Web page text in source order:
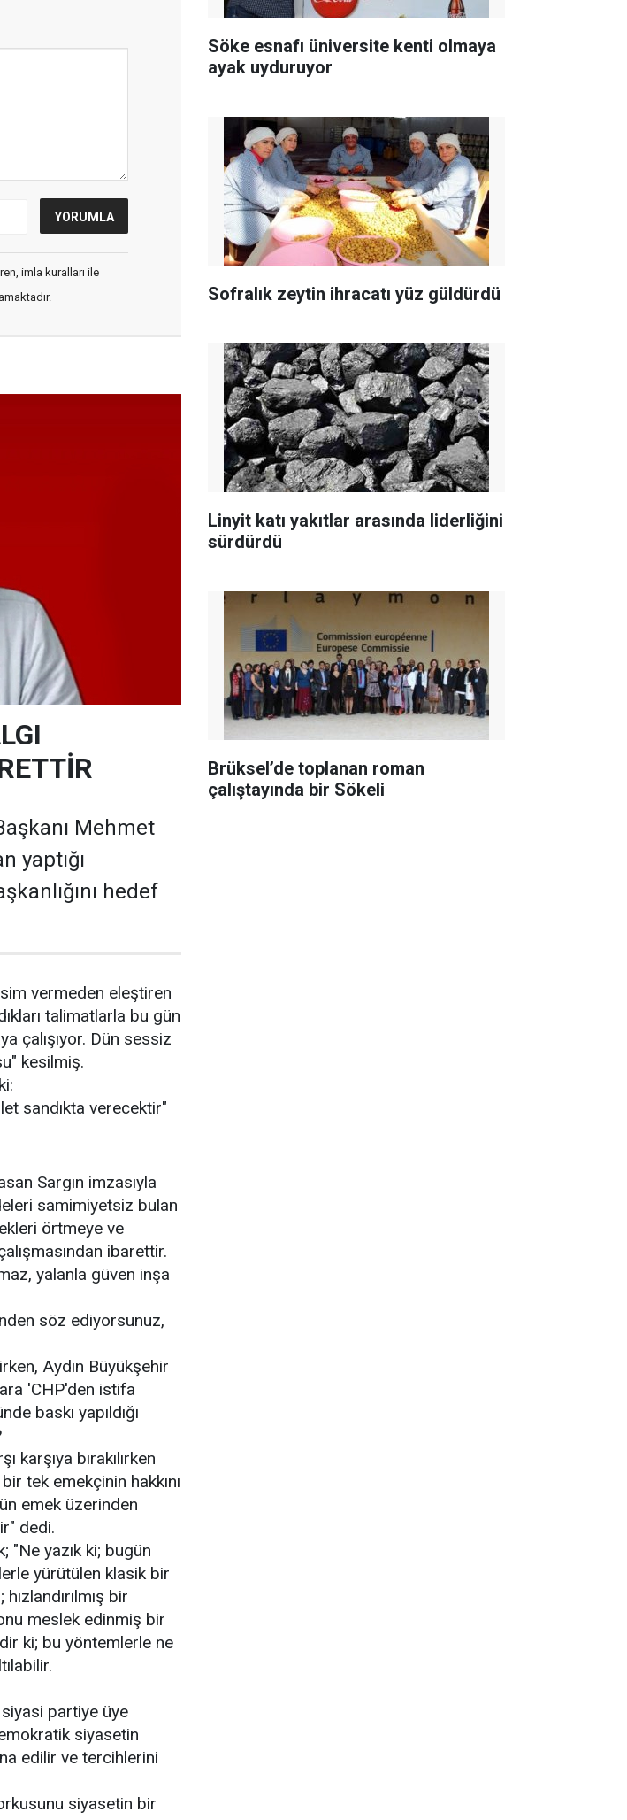
imla kuralları ile
Mehmet
yaptığı
hedef
vermeden eleştiren
talimatlarla bu gün
çalışıyor. Dün sessiz
kesilmiş.
sandıkta verecektir"
Sargın imzasıyla
samimiyetsiz bulan
örtmeye ve
ibarettir.
yalanla güven inşa
söz ediyorsunuz,
Aydın Büyükşehir
'CHP'den istifa
baskı yapıldığı
karşıya bırakılırken
tek emekçinin hakkını
emek üzerinden
dedi.
"Ne yazık ki; bugün
yürütülen klasik bir
bir
meslek edinmiş bir
ki; bu yöntemlerle ne
partiye üye
siyasetin
edilir ve tercihlerini
siyasetin bir
Söke esnafı üniversite kenti olmaya
ayak uyduruyor
Sofralık zeytin ihracatı yüz güldürdü
Linyit katı yakıtlar arasında liderliğini
sürdürdü
Brüksel’de toplanan roman
çalıştayında bir Sökeli